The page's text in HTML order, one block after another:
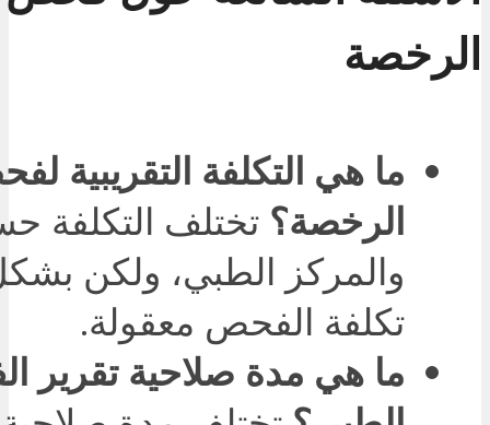
الرخصة
ما هي التكلفة التقريبية
الرخصة؟ تختلف التكلفة
والمركز الطبي، ولكن
تكلفة الفحص معقولة.
ما هي مدة صلاحية تقرير